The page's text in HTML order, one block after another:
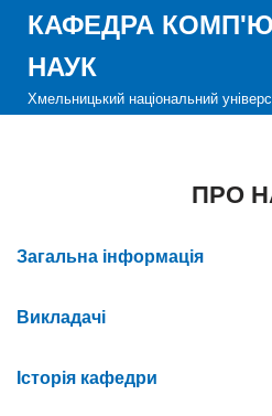
Перейти
вмісту
КАФЕДРА
НАУК
Хмельницький національний
ПРО
Загальна інформація
Викладачі
Історія кафедри